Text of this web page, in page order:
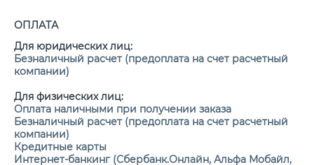
ОПЛАТА
Для юридических лиц:
Безналичный расчет (предоплата на счет расчетный
компании)
Для физических лиц:
Оплата наличными при получении заказа
Безналичный расчет (предоплата на счет расчетный
компании)
Кредитные карты
Интернет-банкинг (Сбербанк.Онлайн, Альфа Мобайл,